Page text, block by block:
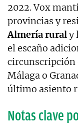
2022. Vox
provincias y
Almería ruraly
el escaño
circunscripción
Málaga o
último asiento
Notas clave